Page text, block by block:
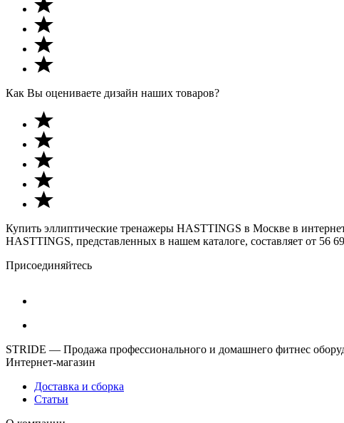
Как Вы оцениваете дизайн наших товаров?
Купить эллиптические тренажеры HASTTINGS в Москве в
HASTTINGS, представленных в нашем каталоге, составляет от 56
Присоединяйтесь
STRIDE — Продажа профессионального и домашнего фитнес
Интернет-магазин
Доставка и сборка
Статьи